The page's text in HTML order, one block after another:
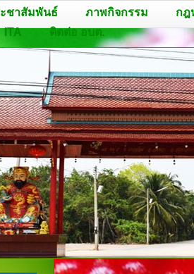
ชาสัมพันธ์ ภาพกิจกรรม
กฎ
ITA ติดต่อ อบต.